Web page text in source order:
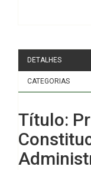
DETALHES
CATEGORIAS
Título: